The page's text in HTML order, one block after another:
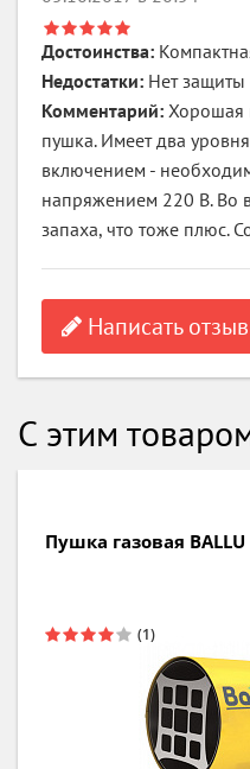
Достоинства:
Недостатки: Нет защиты
Комментарий: Хорошая
пушка. Имеет два
включением -
напряжением 220 В. Во
запаха, что тоже плюс.
Написать отзыв
С этим
Пушка газовая BALLU